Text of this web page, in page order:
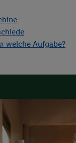
welche Aufgabe?